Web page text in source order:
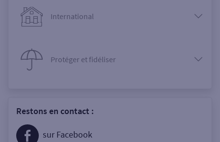
International
Protéger et fidéliser
Restons en contact :
sur Facebook